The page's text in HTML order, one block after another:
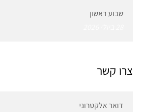
שבוע ראשון
צרו קשר
דואר אלקטרוני